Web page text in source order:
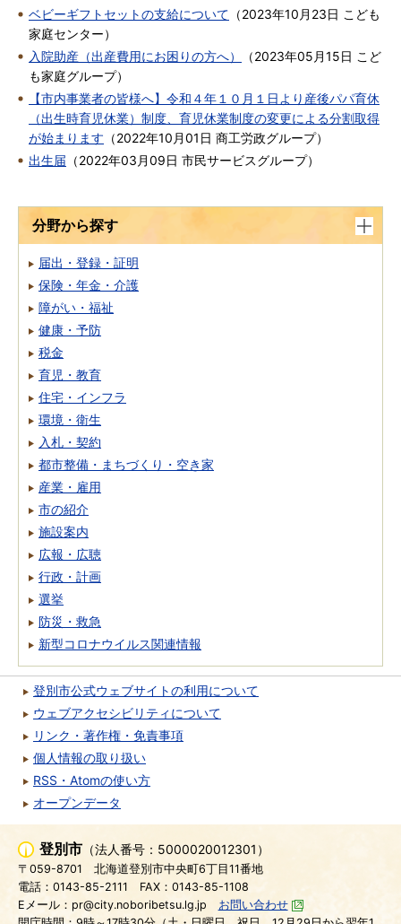
ベビーギフトセットの支給について （2023年10月23日 こども
家庭センター）
入院助産（出産費用にお困りの方へ）
（2023年05月15日 こど
も家庭グループ）
【市内事業者の皆様へ】令和４年１０月１日より産後パパ育休
（出生時育児休業）制度、育児休業制度の変更による分割取得
が始まります （2022年10月01日 商工労政グループ）
出生届 （2022年03月09日 市民サービスグループ）
分野から探す
届出・登録・証明
保険・年金・介護
障がい・福祉
健康・予防
税金
育児・教育
住宅・インフラ
環境・衛生
入札・契約
都市整備・まちづくり・空き家
産業・雇用
市の紹介
施設案内
広報・広聴
行政・計画
選挙
防災・救急
新型コロナウイルス関連情報
登別市公式ウェブサイトの利用について
ウェブアクセシビリティについて
リンク・著作権・免責事項
個人情報の取り扱い
RSS・Atomの使い方
オープンデータ
登別市 （法人番号：5000020012301）
〒059-8701
北海道登別市中央町6丁目11番地
電話：0143-85-2111
FAX：0143-85-1108
Eメール：pr@city.noboribetsu.lg.jp
お問い合わせ